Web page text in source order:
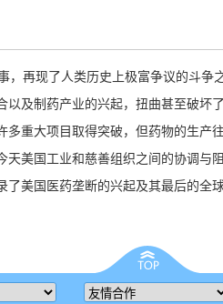
，再现了人类历史上极富争议的斗
及制药产业的兴起，扭曲甚至破坏
重大项目取得突破，但药物的生产
天美国工业和慈善组织之间的协调与
美国医药垄断的兴起及其最后的全球